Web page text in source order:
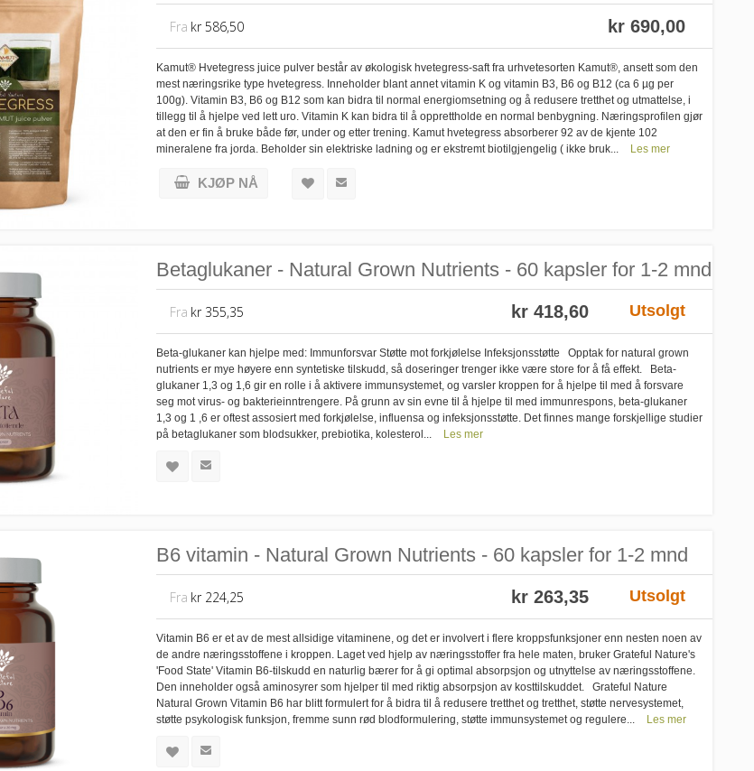
kr 690,00
Fra kr 586,50
Kamut® Hvetegress juice pulver består av økologisk hvetegress-saft fra urhvetesorten Kamut®, ansett som den
mest næringsrike type hvetegress. Inneholder blant annet vitamin K og vitamin B3, B6 og B12 (ca 6 µg per
100g). Vitamin B3, B6 og B12 som kan bidra til normal energiomsetning og å redusere tretthet og utmattelse, i
tillegg til å hjelpe ved lett uro. Vitamin K kan bidra til å opprettholde en normal benbygning. Næringsprofilen gjør
at den er fin å bruke både før, under og etter trening. Kamut hvetegress absorberer 92 av de kjente 102
mineralene fra jorda. Beholder sin elektriske ladning og er ekstremt biotilgjengelig ( ikke bruk...
Les mer
KJØP NÅ
Betaglukaner - Natural Grown Nutrients - 60 kapsler for 1-2 mnd
Utsolgt
kr 418,60
Fra kr 355,35
Beta-glukaner kan hjelpe med: Immunforsvar Støtte mot forkjølelse Infeksjonsstøtte Opptak for natural grown
nutrients er mye høyere enn syntetiske tilskudd, så doseringer trenger ikke være store for å få effekt. Beta-
glukaner 1,3 og 1,6 gir en rolle i å aktivere immunsystemet, og varsler kroppen for å hjelpe til med å forsvare
seg mot virus- og bakterieinntrengere. På grunn av sin evne til å hjelpe til med immunrespons, beta-glukaner
1,3 og 1 ,6 er oftest assosiert med forkjølelse, influensa og infeksjonsstøtte. Det finnes mange forskjellige studier
på betaglukaner som blodsukker, prebiotika, kolesterol...
Les mer
B6 vitamin - Natural Grown Nutrients - 60 kapsler for 1-2 mnd
Utsolgt
kr 263,35
Fra kr 224,25
Vitamin B6 er et av de mest allsidige vitaminene, og det er involvert i flere kroppsfunksjoner enn nesten noen av
de andre næringsstoffene i kroppen. Laget ved hjelp av næringsstoffer fra hele maten, bruker Grateful Nature's
'Food State' Vitamin B6-tilskudd en naturlig bærer for å gi optimal absorpsjon og utnyttelse av næringsstoffene.
Den inneholder også aminosyrer som hjelper til med riktig absorpsjon av kosttilskuddet. Grateful Nature
Natural Grown Vitamin B6 har blitt formulert for å bidra til å redusere tretthet og tretthet, støtte nervesystemet,
støtte psykologisk funksjon, fremme sunn rød blodformulering, støtte immunsystemet og regulere...
Les mer